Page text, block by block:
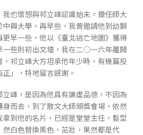
也懷想與祁立峰認識始末。擔任師大
興大學，再早些，我曾邀請他到幼獅
更早一些，他以《臺北逃亡地圖》獲得
一些則初出文壇，我在二○一六年離開
，祁立峰大方坦承他年少時，有幾篇投
」，特地留言感謝。
峰，是因為他具有謙虛品德，不因為
而去，到了散文大師頒獎會場，依然
到他的名片，已經是堂堂主任，髮型
然白色替換黑色，茁壯，果然都是代